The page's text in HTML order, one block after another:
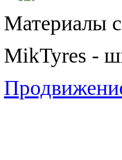
Материалы
MikTyres -